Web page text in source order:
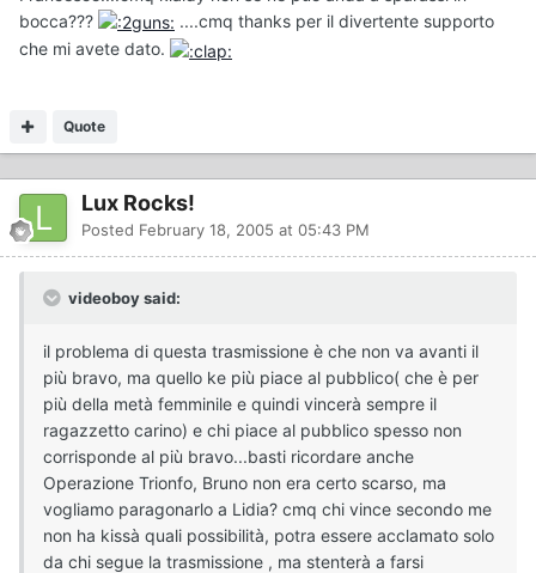
bocca???
....cmq thanks per il divertente supporto
che mi avete dato.
Quote
Lux Rocks!
Posted February 18, 2005 at 05:43 PM
videoboy said:
il problema di questa trasmissione è che non va avanti il
più bravo, ma quello ke più piace al pubblico( che è per
più della metà femminile e quindi vincerà sempre il
ragazzetto carino) e chi piace al pubblico spesso non
corrisponde al più bravo...basti ricordare anche
Operazione Trionfo, Bruno non era certo scarso, ma
vogliamo paragonarlo a Lidia? cmq chi vince secondo me
non ha kissà quali possibilità, potra essere acclamato solo
da chi segue la trasmissione , ma stenterà a farsi